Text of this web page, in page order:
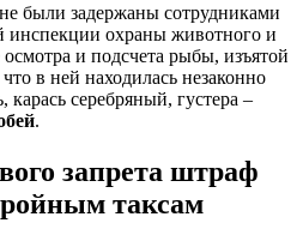
были задержаны сотрудниками
охраны животного и
и подсчета рыбы, изъятой
в ней находилась незаконно
серебряный, густера –
.
запрета штраф
таксам